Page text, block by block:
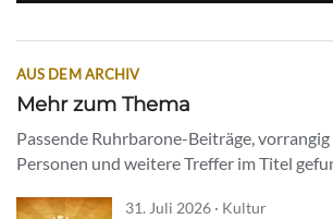
AUS DEM ARCHIV
Mehr zum Thema
Passende Ruhrbarone-Beiträge,
Personen und weitere Treffer im Titel
31. Juli 2026 · Kultur